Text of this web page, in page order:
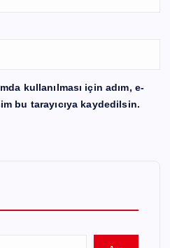
kullanılması için adım, e-
bu tarayıcıya kaydedilsin.